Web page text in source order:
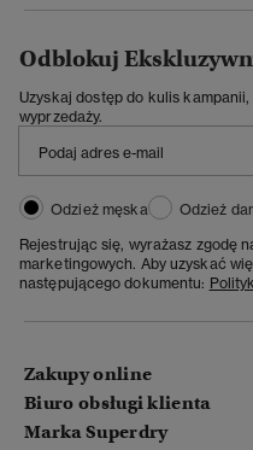
Odblokuj
Uzyskaj dostęp do kulis
wyprzedaży.
Odzież męska
Odzież
Rejestrując się, wyrażasz zgodę
marketingowych. Aby uzyskać
następującego dokumentu:
Zakupy online
Biuro obsługi klienta
Marka Superdry